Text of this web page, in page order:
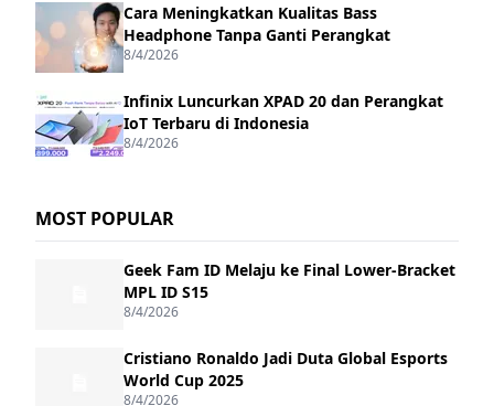
Cara Meningkatkan Kualitas Bass
Headphone Tanpa Ganti Perangkat
8/4/2026
Infinix Luncurkan XPAD 20 dan Perangkat
IoT Terbaru di Indonesia
8/4/2026
MOST POPULAR
Geek Fam ID Melaju ke Final Lower-Bracket
MPL ID S15
8/4/2026
Cristiano Ronaldo Jadi Duta Global Esports
World Cup 2025
8/4/2026